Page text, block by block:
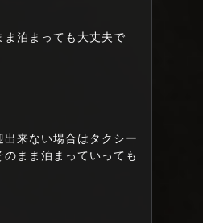
泊まっても大丈夫で
来ない場合はタクシー
まま泊まっていっても